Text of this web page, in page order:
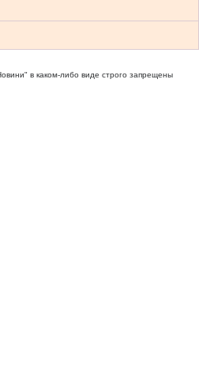
в каком-либо виде строго запрещены